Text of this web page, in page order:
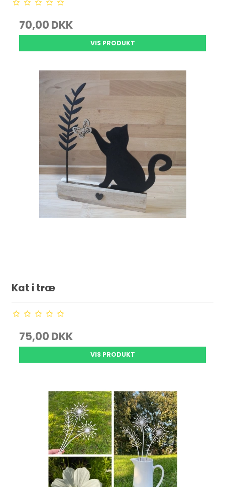
70,00 DKK
VIS PRODUKT
Kat i træ
75,00 DKK
VIS PRODUKT